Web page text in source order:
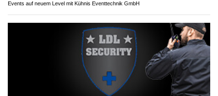
Events auf neuem Level mit Kühnis Eventtechnik GmbH